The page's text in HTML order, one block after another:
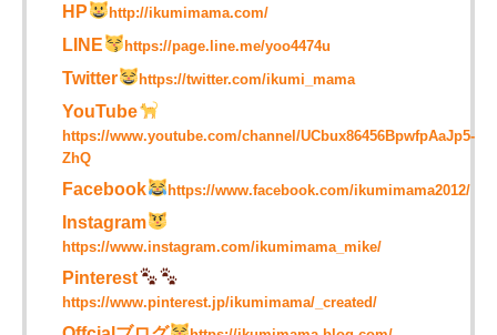
HP
http://ikumimama.com/
LINE https://page.line.me/yoo4474u
Twitter https://twitter.com/ikumi_mama
YouTube
https://www.youtube.com/channel/UCbux86456BpwfpAaJp5-
ZhQ
Facebook https://www.facebook.com/ikumimama2012/
Instagram
https://www.instagram.com/ikumimama_mike/
Pinterest
https://www.pinterest.jp/ikumimama/_created/